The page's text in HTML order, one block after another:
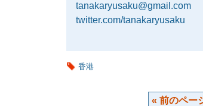
tanakaryusaku@gmail.com
twitter.com/tanakaryusaku
香港
« 前のペー